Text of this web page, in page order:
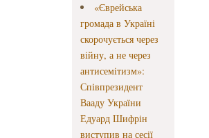
«Єврейська
громада в Україні
скорочується через
війну, а не через
антисемітизм»:
Співпрезидент
Вааду України
Едуард Шифрін
виступив на сесії